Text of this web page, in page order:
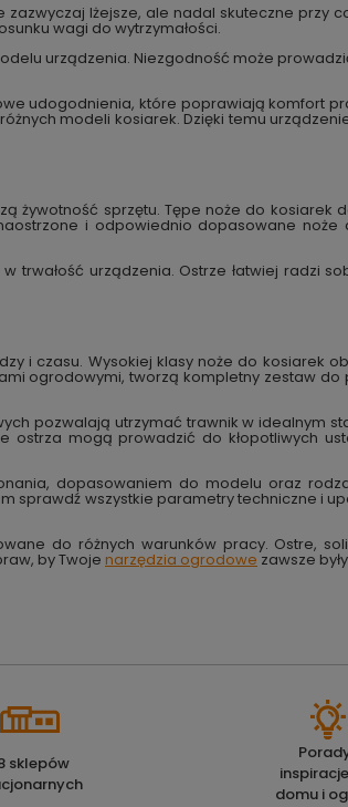
lżejsze, ale nadal skuteczne przy
wagi do wytrzymałości.
urządzenia. Niezgodność może
udogodnienia, które poprawiają komfort
modeli kosiarek. Dzięki temu
żywotność sprzętu. Tępe noże do
i odpowiednio dopasowane
urządzenia. Ostrze łatwiej radzi
i czasu. Wysokiej klasy noże do kosiarek
ogrodowymi, tworzą kompletny zestaw
pozwalają utrzymać trawnik w idealnym
ostrza mogą prowadzić do kłopotliwych
dopasowaniem do modelu oraz
wszystkie parametry techniczne i
do różnych warunków pracy. Ostre,
by Twoje narzędzia ogrodowe zawsze
sklepów
domu i